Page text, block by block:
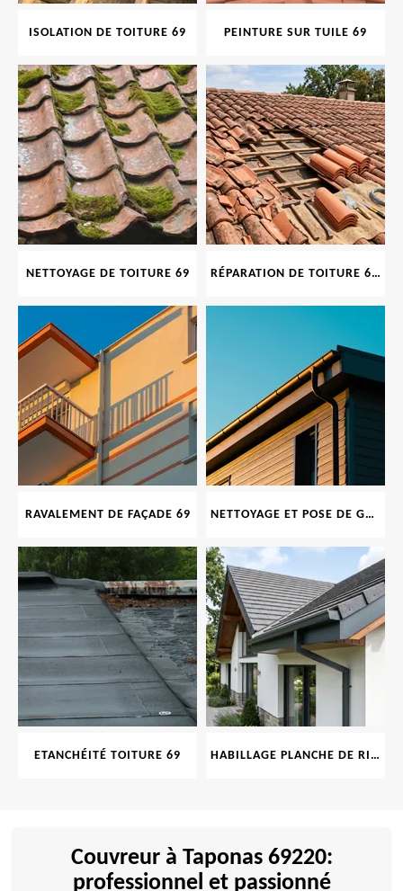
ISOLATION DE TOITURE 69 PEINTURE SUR TUILE 69
NETTOYAGE DE TOITURE 69 RÉPARATION DE TOITURE 69 RHONE, TUILES CASSÉES OU ABIMÉES
RAVALEMENT DE FAÇADE 69 NETTOYAGE ET POSE DE GOUTTIÈRE 69
ETANCHÉITÉ TOITURE 69 HABILLAGE PLANCHE DE RIVE 69
Couvreur à Taponas 69220:
professionnel et passionné